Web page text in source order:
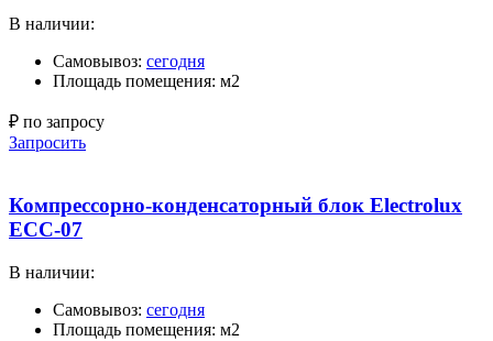
В наличии:
Самовывоз: сегодня
Площадь помещения: м2
₽ по запросу
Запросить
Компрессорно-конденсаторный блок Electrolux
ECC-07
В наличии:
Самовывоз: сегодня
Площадь помещения: м2